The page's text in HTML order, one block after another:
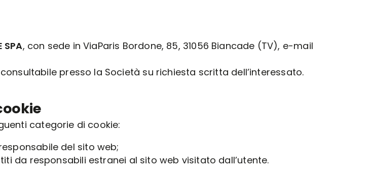
SPA, con sede in ViaParis Bordone, 85, 31056 Biancade (TV), e-mail
presso la Società su richiesta scritta dell’interessato.
categorie di cookie:
del sito web;
da responsabili estranei al sito web visitato dall’utente.